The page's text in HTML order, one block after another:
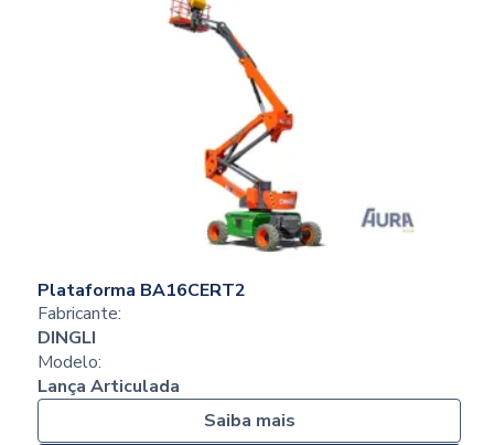
Plataforma BA16CERT2
Fabricante:
DINGLI
Modelo:
Lança Articulada
Saiba mais